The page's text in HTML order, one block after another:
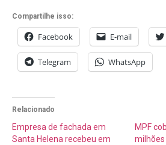
Compartilhe isso:
Facebook E-mail
Telegram WhatsApp
Relacionado
Empresa de fachada em
Santa Helena recebeu em
MPF
milhões